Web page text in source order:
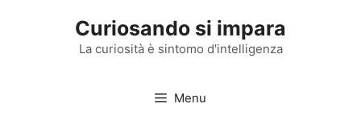
Curiosando si impara
La curiosità è sintomo d'intelligenza
Menu